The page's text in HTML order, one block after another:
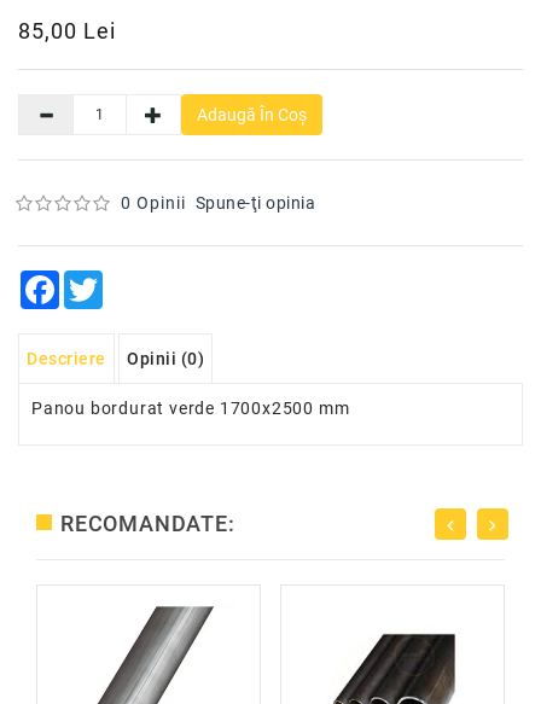
De
85,00 Lei
Adaugă În Coş
0 Opinii Spune-ţi opinia
Facebook
Descriere Opinii (0)
Panou bordurat verde 1700x2500 mm
RECOMANDATE: